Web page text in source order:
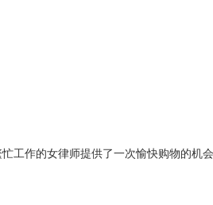
工作的女律师提供了一次愉快购物的机